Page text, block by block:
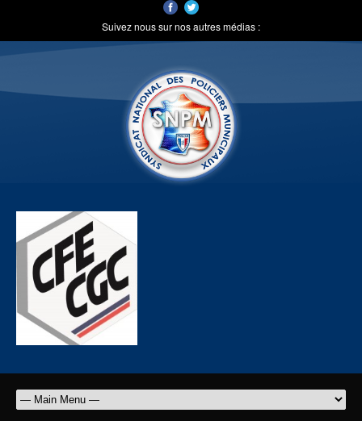
Suivez nous sur nos autres médias :